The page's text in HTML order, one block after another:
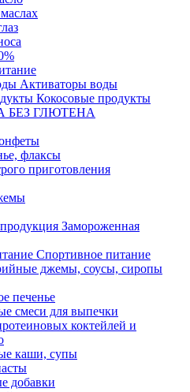
Активаторы воды
Кокосовые продукты
БЕЗ ГЛЮТЕНА
флаксы
приготовления
Замороженная
Спортивное питание
джемы, соусы, сиропы
печенье
смеси для выпечки
коктейлей и
каши, супы
добавки